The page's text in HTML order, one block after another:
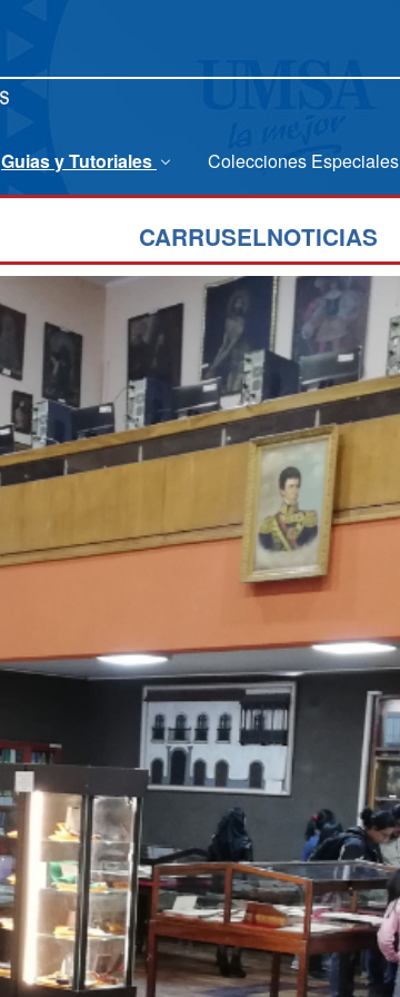
Guias y Tutoriales Colecciones Especiales
CARRUSELNOTICIAS